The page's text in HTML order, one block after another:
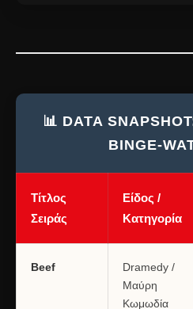
📊 DATA
BINGE-
Τίτλος
Σειράς
Είδος /
Κατηγορία
Beef
Dramedy /
Μαύρη
Κωμωδία